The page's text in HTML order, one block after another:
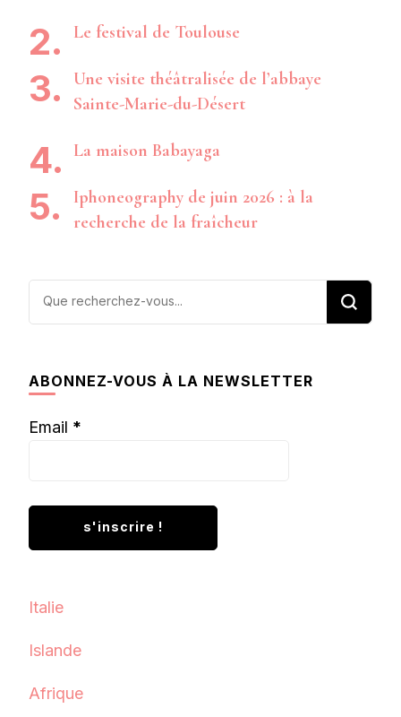
Le festival de Toulouse
Une visite théâtralisée de l’abbaye
Sainte-Marie-du-Désert
La maison Babayaga
Iphoneography de juin 2026 : à la
recherche de la fraîcheur
Vous
ABONNEZ-VOUS À LA NEWSLETTER
Email *
Italie
Islande
Afrique